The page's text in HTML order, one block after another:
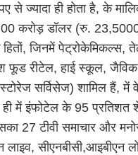
से ज्यादा ही होता है, के
करोड़ डॉलर (रु. 23,5000
हितों, जिनमें पेट्रोकेमिकल्स,
फूड रीटेल, हाई स्कूल,
सर्विसेज) शामिल हैं, में
में इंफोटेल के 95 प्रतिशत
27 टीवी समाचार और
सीएनबीसी,आइबीएन